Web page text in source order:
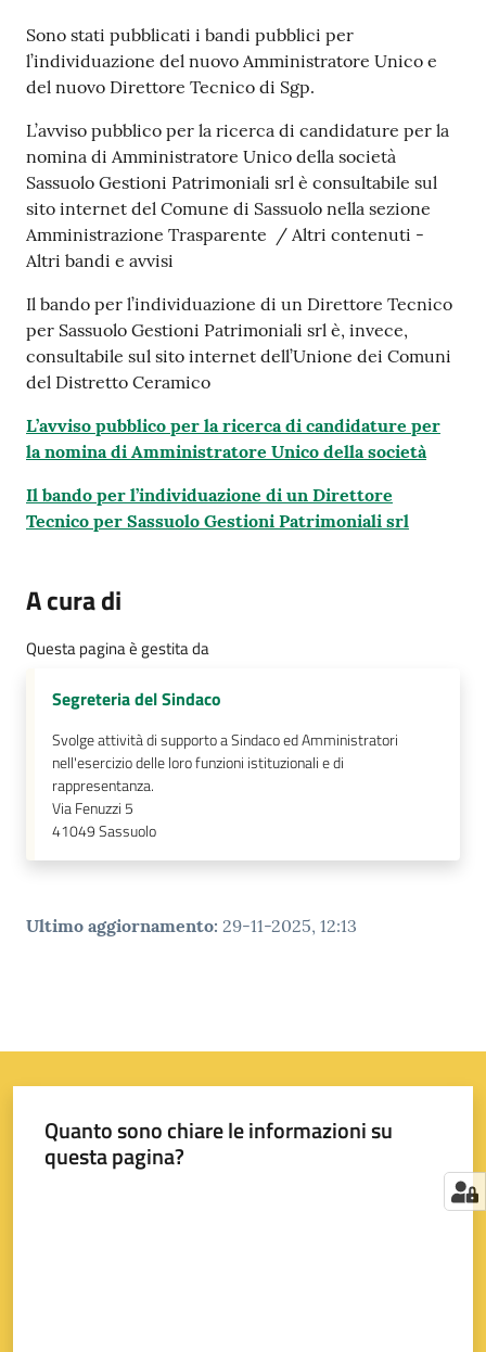
t
S
a
s
s
u
o
l
o
Tutti
gli
argomenti...
Seguici
su
Contenuto
Sono stati pubblicati i bandi pubblici per
l’individuazione del nuovo Amministratore Unico e
del nuovo Direttore Tecnico di Sgp.
L’avviso pubblico per la ricerca di candidature per la
nomina di Amministratore Unico della società
Sassuolo Gestioni Patrimoniali srl è consultabile sul
sito internet del Comune di Sassuolo nella sezione
Amministrazione Trasparente / Altri contenuti -
Altri bandi e avvisi
Il bando per l’individuazione di un Direttore Tecnico
per Sassuolo Gestioni Patrimoniali srl è, invece,
consultabile sul sito internet dell’Unione dei Comuni
del Distretto Ceramico
L’avviso pubblico per la ricerca di candidature per
la nomina di Amministratore Unico della società
Il bando per l’individuazione di un Direttore
Tecnico per Sassuolo Gestioni Patrimoniali srl
A cura di
Questa pagina è gestita da
Segreteria del Sindaco
Svolge attività di supporto a Sindaco ed Amministratori
nell'esercizio delle loro funzioni istituzionali e di
rappresentanza.
Via Fenuzzi 5
41049Sassuolo
Ultimo aggiornamento: 29-11-2025, 12:13
Quanto sono chiare le informazioni su
questa pagina?